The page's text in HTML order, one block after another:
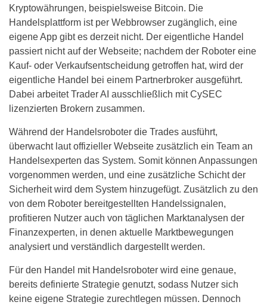
Kryptowährungen, beispielsweise Bitcoin. Die
Handelsplattform ist per Webbrowser zugänglich, eine
eigene App gibt es derzeit nicht. Der eigentliche Handel
passiert nicht auf der Webseite; nachdem der Roboter eine
Kauf- oder Verkaufsentscheidung getroffen hat, wird der
eigentliche Handel bei einem Partnerbroker ausgeführt.
Dabei arbeitet Trader AI ausschließlich mit CySEC
lizenzierten Brokern zusammen.
Während der Handelsroboter die Trades ausführt,
überwacht laut offizieller Webseite zusätzlich ein Team an
Handelsexperten das System. Somit können Anpassungen
vorgenommen werden, und eine zusätzliche Schicht der
Sicherheit wird dem System hinzugefügt. Zusätzlich zu den
von dem Roboter bereitgestellten Handelssignalen,
profitieren Nutzer auch von täglichen Marktanalysen der
Finanzexperten, in denen aktuelle Marktbewegungen
analysiert und verständlich dargestellt werden.
Für den Handel mit Handelsroboter wird eine genaue,
bereits definierte Strategie genutzt, sodass Nutzer sich
keine eigene Strategie zurechtlegen müssen. Dennoch